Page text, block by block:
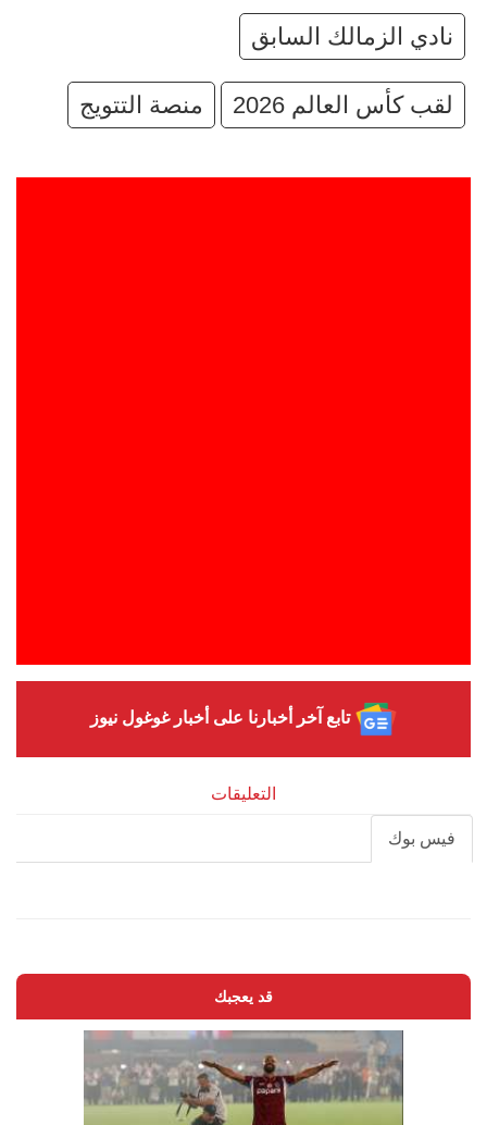
نادي الزمالك السابق
لقب كأس العالم 2026 منصة التتويج
تابع آخر أخبارنا على أخبار غوغول نيوز
التعليقات
فيس بوك
قد يعجبك